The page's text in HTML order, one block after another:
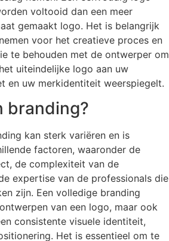
voltooid dan een meer
gemaakt logo. Het is belangrijk
voor het creatieve proces en
te behouden met de ontwerper om
uiteindelijke logo aan uw
en uw merkidentiteit weerspiegelt.
branding?
kan sterk variëren en is
factoren, waaronder de
de complexiteit van de
expertise van de professionals die
zijn. Een volledige branding
van een logo, maar ook
consistente visuele identiteit,
Het is essentieel om te